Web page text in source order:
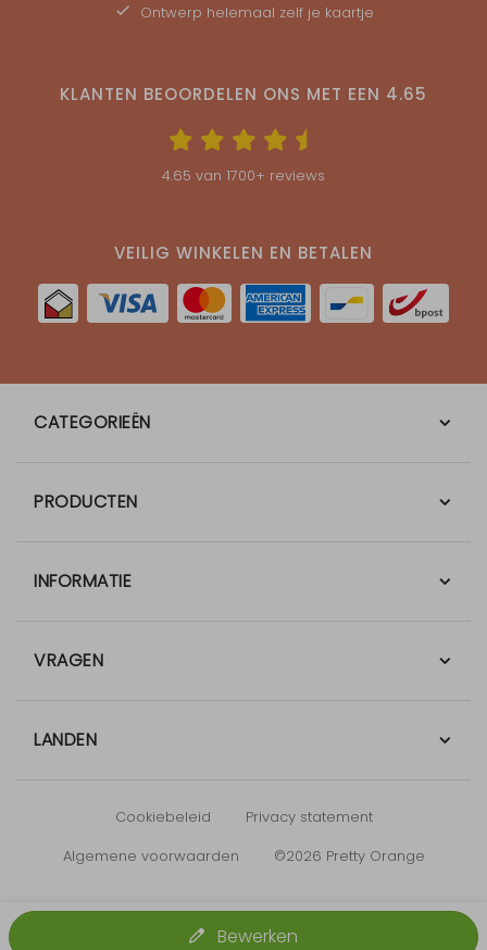
Bewerken
Ontwerp helemaal zelf je kaartje
KLANTEN BEOORDELEN ONS MET EEN 4.65
4.65 van 1700+ reviews
VEILIG WINKELEN EN BETALEN
CATEGORIEËN
PRODUCTEN
INFORMATIE
VRAGEN
LANDEN
Cookiebeleid
Privacy statement
Algemene voorwaarden
©2026 Pretty Orange